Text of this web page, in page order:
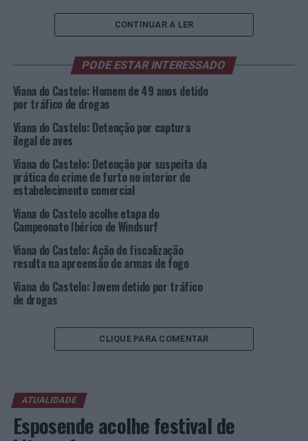
O boletim de candidatura e todos os documentos
mailjuventude@cm-viana-castelo.ptapós consulta do
regulamento disponível no site da autarquia
(http://www.cm-viana-castelo.pt/pt/bolsas-de-estudo-
A atribuição de bolsas de estudo por parte da Câmara
Municipal tem por finalidade apoiar o prosseguimento
de estudos a estudantes com aproveitamento escolar
que, por falta de condições económicas, se veem
impossibilitados de o fazer.
As bolsas de estudo são de apoio social direto nas
propinas. O número de bolsas a atribuir poderá ascender
alunos que frequentem instituições de ensino superior e
5 vagas para alunos que frequentem o Instituto
Politécnico de Viana do Castelo (IPVC).
TÓPICOS RELACIONADOS:
ENSINO SUPERIOR
PRÓXIMO
CONTINUAR A LER
PODE ESTAR INTERESSADO
Viana do Castelo: Homem de 49 anos detido
por tráfico de drogas
Viana do Castelo: Detenção por captura
ilegal de aves
Viana do Castelo: Detenção por suspeita da
prática do crime de furto no interior de
estabelecimento comercial
Viana do Castelo acolhe etapa do
Campeonato Ibérico de Windsurf
Viana do Castelo: Ação de fiscalização
resulta na apreensão de armas de fogo
Viana do Castelo: Jovem detido por tráfico
de drogas
CLIQUE PARA COMENTAR
ATUALIDADE
Esposende acolhe festival de